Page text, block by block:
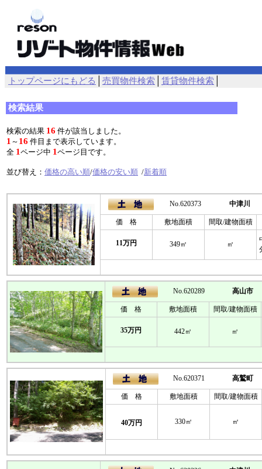
トップページにもどる 売買物件検索 賃貸物件検索
検索結果
検索の結果 16 件が該当しました。
1 ～ 16 件目まで表示しています。
全 1 ページ中 1 ページ目です。
並び替え： 価格の高い順/価格の安い順 /新着順
No.620373 中津川
価 格 敷地面積 間取/建物面積
11万円 349㎡ ㎡
No.620289 高山市
価 格 敷地面積 間取/建物面積
35万円 442㎡ ㎡
No.620371 高鷲町
価 格 敷地面積 間取/建物面積
40万円 330㎡ ㎡